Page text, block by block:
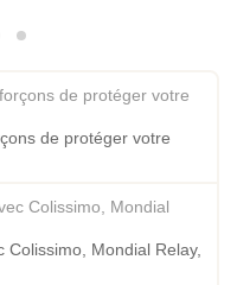
de protéger votre
Colissimo, Mondial Relay,